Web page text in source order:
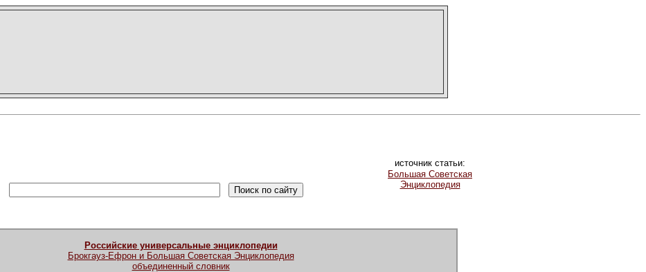
источник статьи:
Большая Советская
Энциклопедия
Российские универсальные энциклопедии
Брокгауз-Ефрон и Большая Советская Энциклопедия
объединенный словник